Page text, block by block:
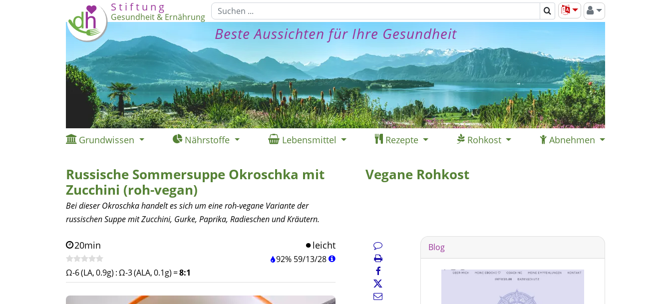
S t i f t u n g
Gesundheit & Ernährung
Beste Aussichten für Ihre Gesundheit
Grundwissen Nährstoffe Lebensmittel Rezepte Rohkost Abnehmen
Russische Sommersuppe Okroschka mit
Zucchini (roh-vegan)
Bei dieser Okroschka handelt es sich um eine roh-vegane Variante der
russischen Suppe mit Zucchini, Gurke, Paprika, Radieschen und Kräutern.
Vegane Rohkost
20min leicht
92% 59/13/28
Ω-6 (LA, 0.9g) :Ω-3 (ALA, 0.1g) =8:1
Blog